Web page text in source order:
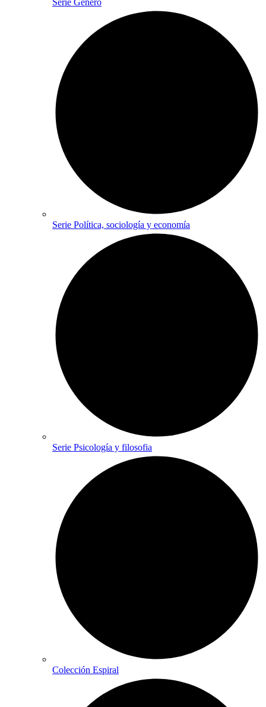
Serie Política, sociología y economía
Serie Psicología y filosofia
Colección Espiral